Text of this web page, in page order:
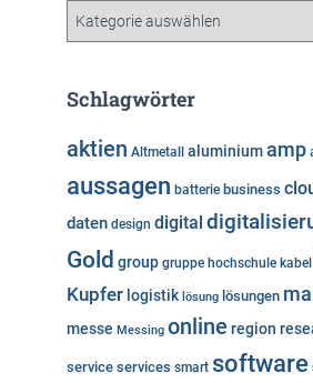
g
r
i
n
Schlagwörter
aktien Altmetall aluminiumamp
aussagen batterie business
daten design digital
Gold group gruppe hochschule kabel
Kupfer logistik lösung lösungen
messe Messing online region
service services smart software